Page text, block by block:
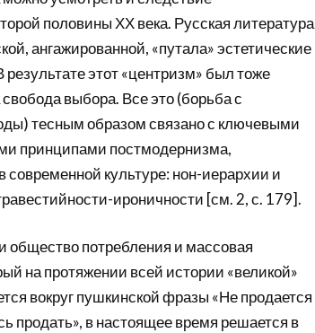
половины ХХ века. Русская литература
ангажированной, «путала» эстетические
этот «центризм» был тоже
выбора. Все это (борьба с
тесным образом связано с ключевыми
принципами постмодернизма,
культуре: нон-иерархии и
ироничности [см. 2, с. 179].
общество потребления и массовая
на протяжении всей истории «великой»
вокруг пушкинской фразы «Не продается
продать», в настоящее время решается в